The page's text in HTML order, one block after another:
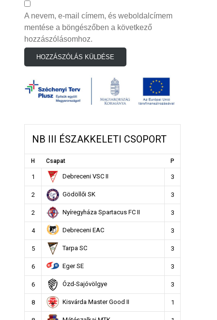
A nevem, e-mail címem, és weboldalcímem
mentése a böngészőben a következő
hozzászólásomhoz.
NB III ÉSZAKKELETI CSOPORT
H Csapat P
1 Debreceni VSC II 3
2 Gödöllői SK 3
2 Nyíregyháza Spartacus FC II 3
4 Debreceni EAC 3
5 Tarpa SC 3
6 Eger SE 3
6 Ózd-Sajóvölgye 3
8 Kisvárda Master Good II 1